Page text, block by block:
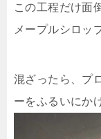
この工程だけ面
メープルシロッ
混ざったら、プ
ーをふるいにか